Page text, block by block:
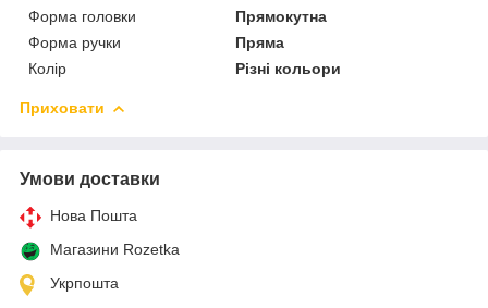
Форма головки
Прямокутна
Форма ручки
Пряма
Колір
Різні кольори
Приховати
Умови доставки
Нова Пошта
Магазини Rozetka
Укрпошта